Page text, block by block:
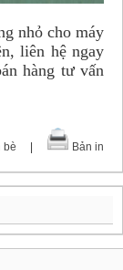
nhỏ cho máy
liên hệ ngay
hàng tư vấn
bè | Bản in